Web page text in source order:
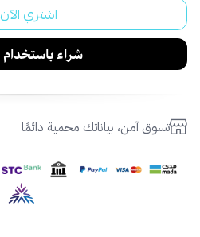
اشتري الآن
تسوق آمن، بياناتك محمية دائمًا